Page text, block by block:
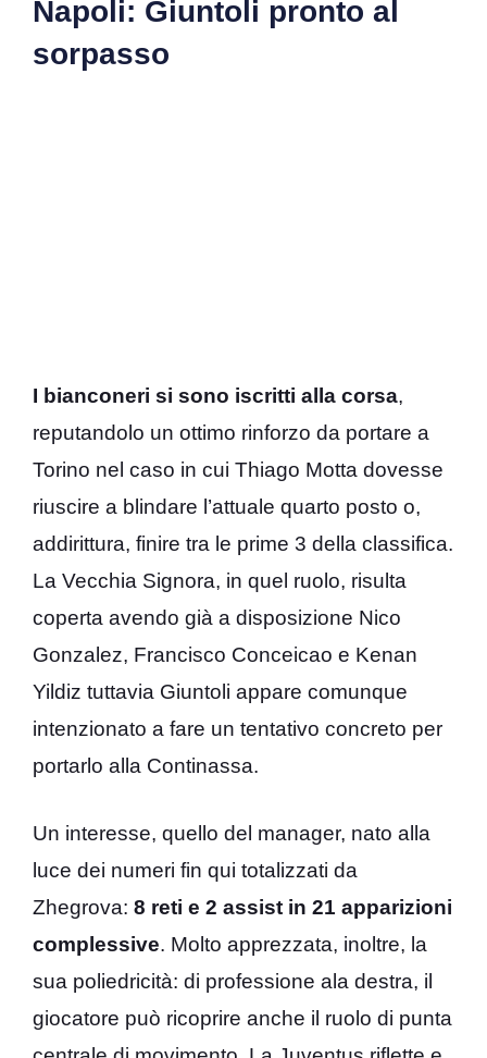
Napoli: Giuntoli pronto al
sorpasso
I bianconeri si sono iscritti alla corsa,
reputandolo un ottimo rinforzo da portare a
Torino nel caso in cui Thiago Motta dovesse
riuscire a blindare l’attuale quarto posto o,
addirittura, finire tra le prime 3 della classifica.
La Vecchia Signora, in quel ruolo, risulta
coperta avendo già a disposizione Nico
Gonzalez, Francisco Conceicao e Kenan
Yildiz tuttavia Giuntoli appare comunque
intenzionato a fare un tentativo concreto per
portarlo alla Continassa.
Un interesse, quello del manager, nato alla
luce dei numeri fin qui totalizzati da
Zhegrova: 8 reti e 2 assist in 21 apparizioni
complessive. Molto apprezzata, inoltre, la
sua poliedricità: di professione ala destra, il
giocatore può ricoprire anche il ruolo di punta